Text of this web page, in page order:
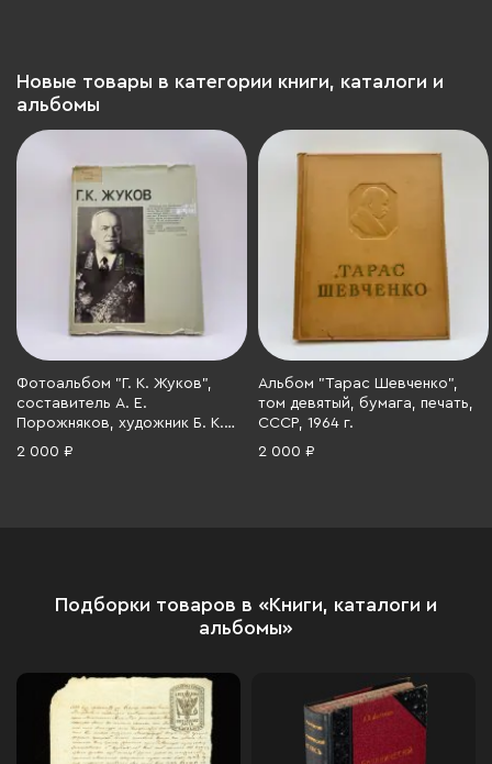
Новые товары в категории книги, каталоги и
альбомы
Фотоальбом "Г. К. Жуков",
составитель А. Е.
Порожняков, художник Б. К.
Ушацкий, Издательство
2 000 ₽
Альбом "Тарас Шевченко",
том девятый, бумага, печать,
СССР, 1964 г.
2 000 ₽
Подборки товаров в «Книги, каталоги и
альбомы»